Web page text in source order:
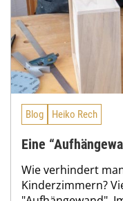
Blog Heiko Rech
Eine
Wie verhindert
Kinderzimmern?